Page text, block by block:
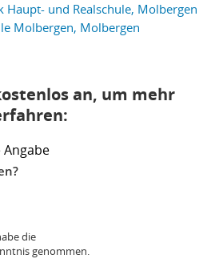
Haupt- und Realschule, Molbergen
Molbergen, Molbergen
an, um mehr
Angabe
die
genommen.